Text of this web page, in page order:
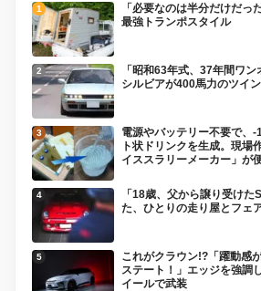
「必要なのは半分だけだっ
最強トランポスタイル
「昭和63年式、37年間ワ
シルビアが400馬力のツイ
電源やバッテリー不要で、
ト状ドリンクを生成。現場
イススラリーメーカー」が
「18歳、父から譲り受け
た、ひとりの走り屋とフェ
これがクラウン!?「躍動感
ステート！」エッジを強調
イールで武装